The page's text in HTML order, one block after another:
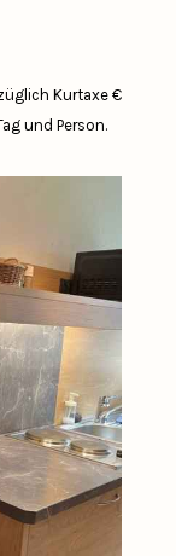
Kurtaxe €
und Person.